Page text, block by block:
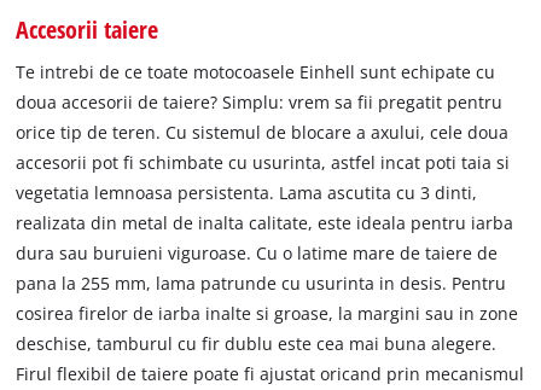
Accesorii taiere
Te intrebi de ce toate motocoasele Einhell sunt echipate cu
doua accesorii de taiere? Simplu: vrem sa fii pregatit pentru
orice tip de teren. Cu sistemul de blocare a axului, cele doua
accesorii pot fi schimbate cu usurinta, astfel incat poti taia si
vegetatia lemnoasa persistenta. Lama ascutita cu 3 dinti,
realizata din metal de inalta calitate, este ideala pentru iarba
dura sau buruieni viguroase. Cu o latime mare de taiere de
pana la 255 mm, lama patrunde cu usurinta in desis. Pentru
cosirea firelor de iarba inalte si groase, la margini sau in zone
deschise, tamburul cu fir dublu este cea mai buna alegere.
Firul flexibil de taiere poate fi ajustat oricand prin mecanismul